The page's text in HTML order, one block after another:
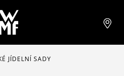
JÍDELNÍ SADY